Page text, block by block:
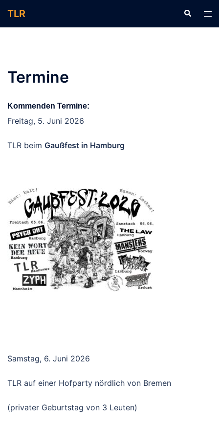
Inhalt
TLR Suche
Termine
Kommenden Termine:
Freitag, 5. Juni 2026
TLR beim Gaußfest in Hamburg
Samstag, 6. Juni 2026
TLR auf einer Hofparty nördlich von Bremen
(privater Geburtstag von 3 Leuten)